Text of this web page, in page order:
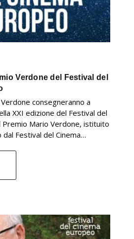
Verdone del Festival del
Verdone consegneranno a
XXI edizione del Festival del
Premio Mario Verdone, istituito
dal Festival del Cinema…